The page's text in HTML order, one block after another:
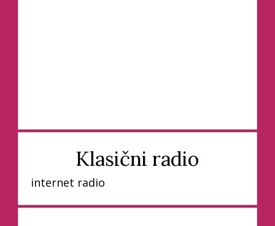
Klasični radio
internet radio